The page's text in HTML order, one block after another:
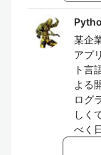
某企
アプ
ト言
よる
ログ
しく
べく